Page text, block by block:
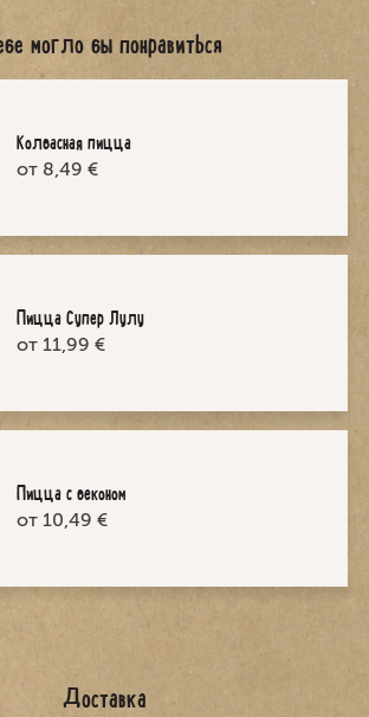
могло бы понравиться
Колбасная пицца
от 8,49 €
Пицца Супер Лулу
от 11,99 €
Пицца с беконом
от 10,49 €
Доставка